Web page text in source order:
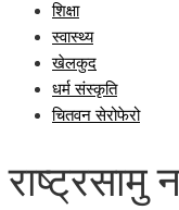
शिक्षा
स्वास्थ्य
खेलकुद
धर्म संस्कृति
चितवन सेरोफेरो
राष्ट्रसामु